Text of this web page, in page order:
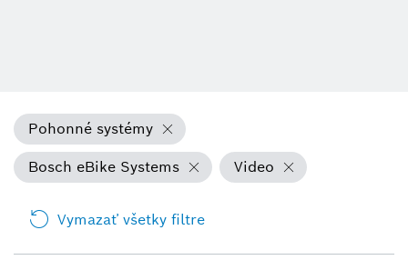
Pohonné systémy
Bosch eBike Systems
Video
Vymazať všetky filtre